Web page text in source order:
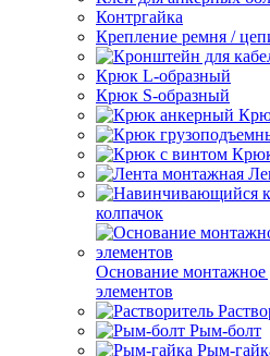
Контргайка
Крепление ремня /
Крюк L-образный
Крюк S-образный
колпачок
Основание монтажное
элементов
Рым-болт
Рым-